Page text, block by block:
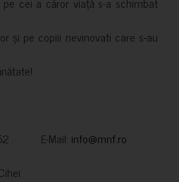
și pe copiii nevinovati care s-au
E-Mail: info@mnf.ro